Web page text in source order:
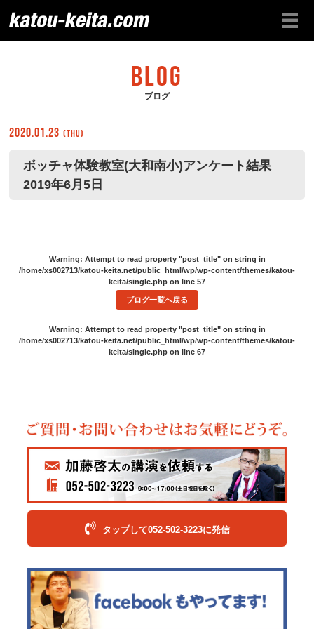
BLOG
ブログ
2020.01.23 (Thu)
ボッチャ体験教室(大和南小)アンケート結果
2019年6月5日
Warning: Attempt to read property "post_title" on string in
/home/xs002713/katou-keita.net/public_html/wp/wp-content/themes/katou-
keita/single.php on line 57
ブログ一覧へ戻る
Warning: Attempt to read property "post_title" on string in
/home/xs002713/katou-keita.net/public_html/wp/wp-content/themes/katou-
keita/single.php on line 67
タップして052-502-3223に発信